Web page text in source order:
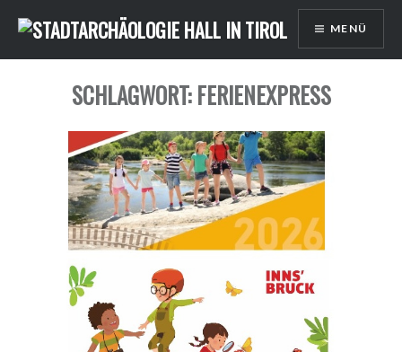
zum
Inhalt
MENÜ
SCHLAGWORT: FERIENEXPRESS